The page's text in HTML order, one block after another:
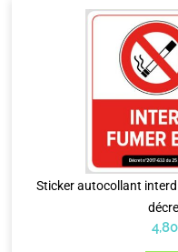
Sticker autocollant
4,80